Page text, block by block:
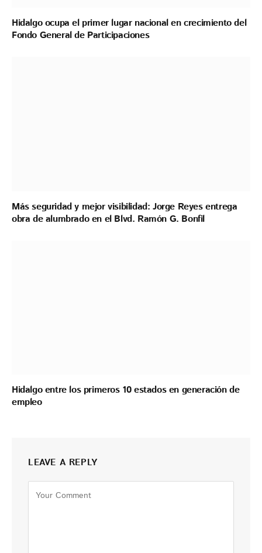
Hidalgo ocupa el primer lugar nacional en crecimiento del
Fondo General de Participaciones
Más seguridad y mejor visibilidad: Jorge Reyes entrega
obra de alumbrado en el Blvd. Ramón G. Bonfil
Hidalgo entre los primeros 10 estados en generación de
empleo
LEAVE A REPLY